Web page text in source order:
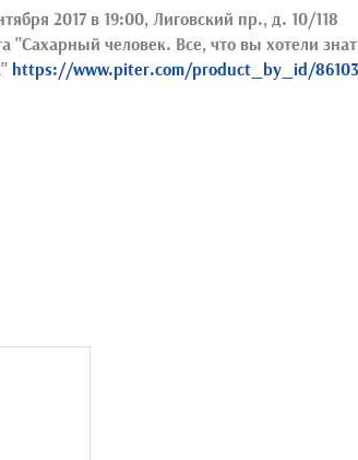
2017 в 19:00, Лиговский пр., д. 10/118
"Сахарный человек. Все, что вы хотели
https://www.piter.com/product_by_id/